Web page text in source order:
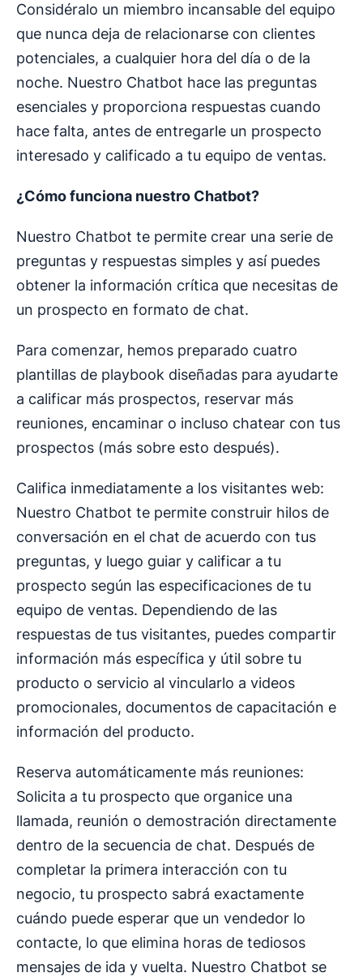
Considéralo un miembro incansable del equipo
que nunca deja de relacionarse con clientes
potenciales, a cualquier hora del día o de la
noche. Nuestro Chatbot hace las preguntas
esenciales y proporciona respuestas cuando
hace falta, antes de entregarle un prospecto
interesado y calificado a tu equipo de ventas.
¿Cómo funciona nuestro Chatbot?
Nuestro Chatbot te permite crear una serie de
preguntas y respuestas simples y así puedes
obtener la información crítica que necesitas de
un prospecto en formato de chat.
Para comenzar, hemos preparado cuatro
plantillas de playbook diseñadas para ayudarte
a calificar más prospectos, reservar más
reuniones, encaminar o incluso chatear con tus
prospectos (más sobre esto después).
Califica inmediatamente a los visitantes web:
Nuestro Chatbot te permite construir hilos de
conversación en el chat de acuerdo con tus
preguntas, y luego guiar y calificar a tu
prospecto según las especificaciones de tu
equipo de ventas. Dependiendo de las
respuestas de tus visitantes, puedes compartir
información más específica y útil sobre tu
producto o servicio al vincularlo a videos
promocionales, documentos de capacitación e
información del producto.
Reserva automáticamente más reuniones:
Solicita a tu prospecto que organice una
llamada, reunión o demostración directamente
dentro de la secuencia de chat. Después de
completar la primera interacción con tu
negocio, tu prospecto sabrá exactamente
cuándo puede esperar que un vendedor lo
contacte, lo que elimina horas de tediosos
mensajes de ida y vuelta. Nuestro Chatbot se